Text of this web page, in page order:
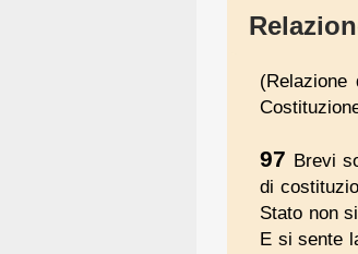
97 Brevi
di
Stato non
E si sente